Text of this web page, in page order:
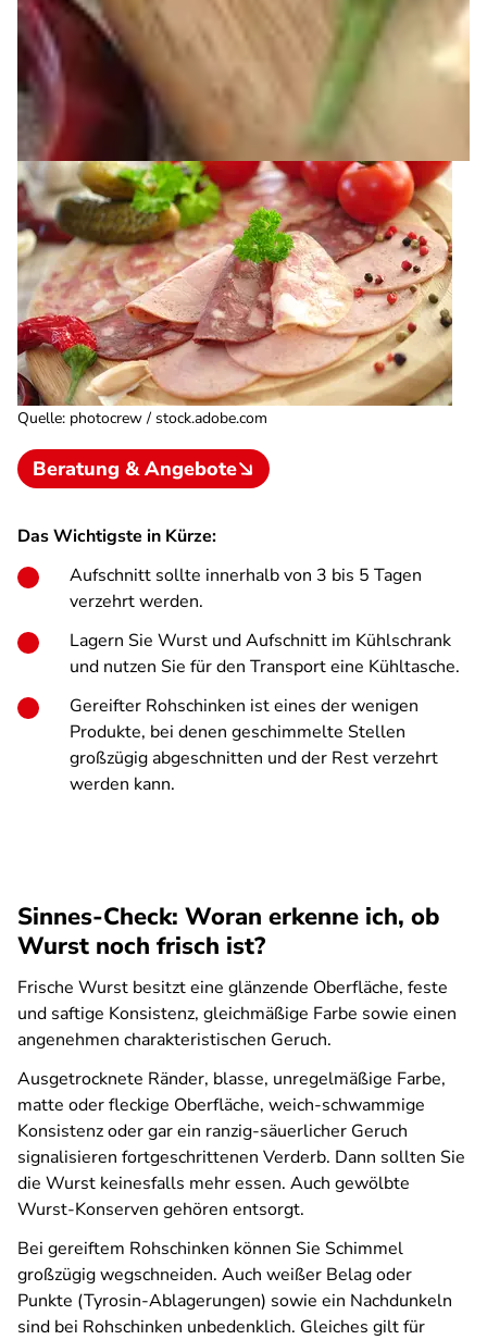
Quelle: photocrew / stock.adobe.com
Beratung & Angebote
Das Wichtigste in Kürze:
Aufschnitt sollte innerhalb von 3 bis 5 Tagen
verzehrt werden.
Lagern Sie Wurst und Aufschnitt im Kühlschrank
und nutzen Sie für den Transport eine Kühltasche.
Gereifter Rohschinken ist eines der wenigen
Produkte, bei denen geschimmelte Stellen
großzügig abgeschnitten und der Rest verzehrt
werden kann.
Sinnes-Check: Woran erkenne ich, ob
Wurst noch frisch ist?
Frische Wurst besitzt eine glänzende Oberfläche, feste
und saftige Konsistenz, gleichmäßige Farbe sowie einen
angenehmen charakteristischen Geruch.
Ausgetrocknete Ränder, blasse, unregelmäßige Farbe,
matte oder fleckige Oberfläche, weich-schwammige
Konsistenz oder gar ein ranzig-säuerlicher Geruch
signalisieren fortgeschrittenen Verderb. Dann sollten Sie
die Wurst keinesfalls mehr essen. Auch gewölbte
Wurst-Konserven gehören entsorgt.
Bei gereiftem Rohschinken können Sie Schimmel
großzügig wegschneiden. Auch weißer Belag oder
Punkte (Tyrosin-Ablagerungen) sowie ein Nachdunkeln
sind bei Rohschinken unbedenklich. Gleiches gilt für